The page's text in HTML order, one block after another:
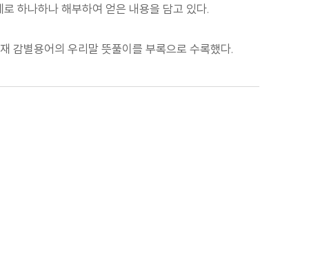
하나하나 해부하여 얻은 내용을 담고 있다.
감별용어의 우리말 뜻풀이를 부록으로 수록했다.